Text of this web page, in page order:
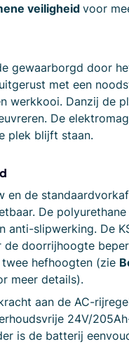
veiligheid voor
gewaarborgd door
met een
werkkooi. Danzij de
De
plek blijft staan.
en de
De
anti-slipwerking. De
de doorrijhoogte
hefhoogten (zie
meer details).
aan de AC-
24V/
is de batterij